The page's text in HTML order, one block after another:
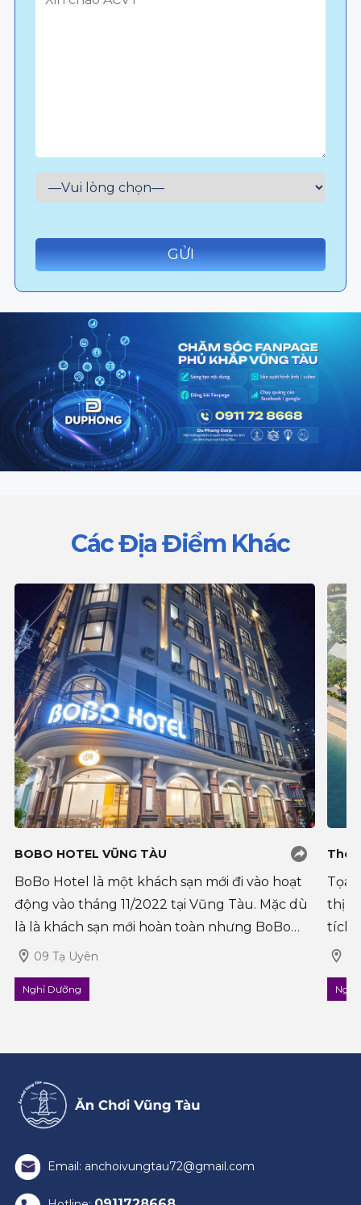
Các Địa Điểm Khác
BOBO HOTEL VŨNG TÀU
BoBo Hotel là một khách sạn mới đi vào hoạt
động vào tháng 11/2022 tại Vũng Tàu. Mặc dù
là là khách sạn mới hoàn toàn nhưng BoBo
Hotel được đa số khách du lịch yêu thích bởi
09 Tạ Uyên
Nghỉ Dưỡng
The
Tọa
thị
tích
Côn
Nghỉ
Email: anchoivungtau72@gmail.com